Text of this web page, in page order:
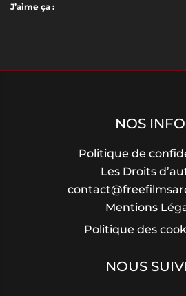
J’aime ça :
NOS
Politique de
Les Droits
Mentions
Politique des
NOUS